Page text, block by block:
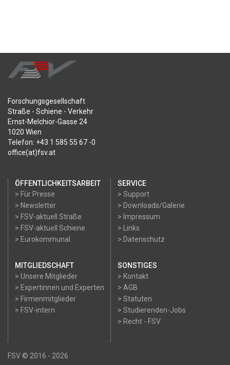
Forschungsgesellschaft
Straße - Schiene - Verkehr
Ernst-Melchior-Gasse 24
1020 Wien
Telefon: +43 1 585 55 67 -0
office(at)fsv.at
ÖFFENTLICHKEITSARBEIT
> Für Presse
> Newsletter
> FSV-aktuell Straße
> FSV-aktuell Schiene
> Eurokommunal
SERVICE
> Support
> Downloads/Galerie
> Impressum
> Links
> Datenschutz
MITGLIEDSCHAFT
> Unsere Mitglieder
> Expertinnen und Experten
> Firmenmitglieder
> FSV-intern
SONSTIGES
> Kontakt
> AGB
> Statuten
> Studierenden-Jobs
> Recht - FSV
FSV © 2016 - 2026